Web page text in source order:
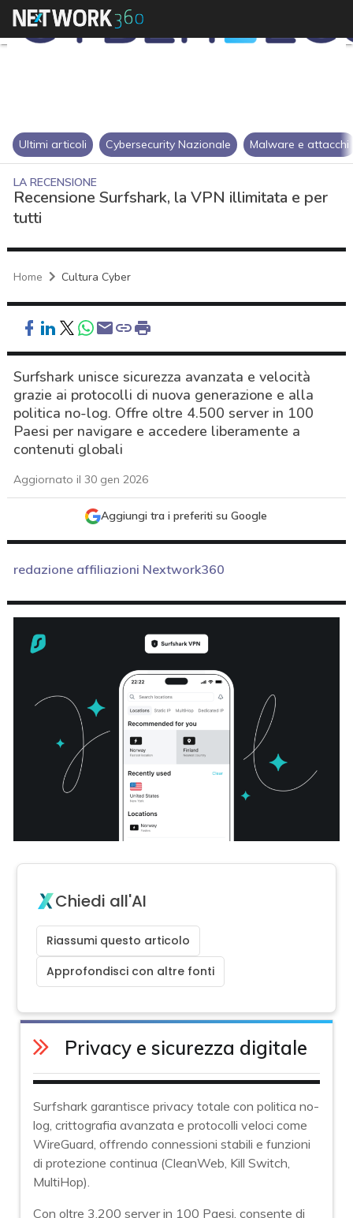
Ultimi articoli Cybersecurity Nazionale Malware e attacchi
LA RECENSIONE
Recensione Surfshark, la VPN illimitata e per
tutti
Home Cultura Cyber
Surfshark unisce sicurezza avanzata e velocità
grazie ai protocolli di nuova generazione e alla
politica no-log. Offre oltre 4.500 server in 100
Paesi per navigare e accedere liberamente a
contenuti globali
Aggiornato il 30 gen 2026
Aggiungi tra i preferiti su Google
redazione affiliazioni Nextwork360
Chiedi all'AI
Riassumi questo articolo
Approfondisci con altre fonti
Privacy e sicurezza digitale
Surfshark garantisce privacy totale con politica no-
log, crittografia avanzata e protocolli veloci come
WireGuard, offrendo connessioni stabili e funzioni
di protezione continua (CleanWeb, Kill Switch,
MultiHop).
Con oltre 3.200 server in 100 Paesi, consente di